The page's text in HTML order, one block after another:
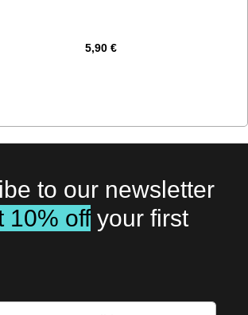
5,90 €
to our newsletter
10% off your first